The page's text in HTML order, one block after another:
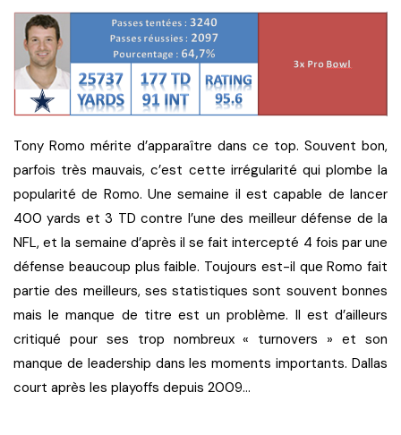
Tony Romo mérite d’apparaître dans ce top. Souvent bon,
parfois très mauvais, c’est cette irrégularité qui plombe la
popularité de Romo. Une semaine il est capable de lancer
400 yards et 3 TD contre l’une des meilleur défense de la
NFL, et la semaine d’après il se fait intercepté 4 fois par une
défense beaucoup plus faible. Toujours est-il que Romo fait
partie des meilleurs, ses statistiques sont souvent bonnes
mais le manque de titre est un problème. Il est d’ailleurs
critiqué pour ses trop nombreux « turnovers » et son
manque de leadership dans les moments importants. Dallas
court après les playoffs depuis 2009…